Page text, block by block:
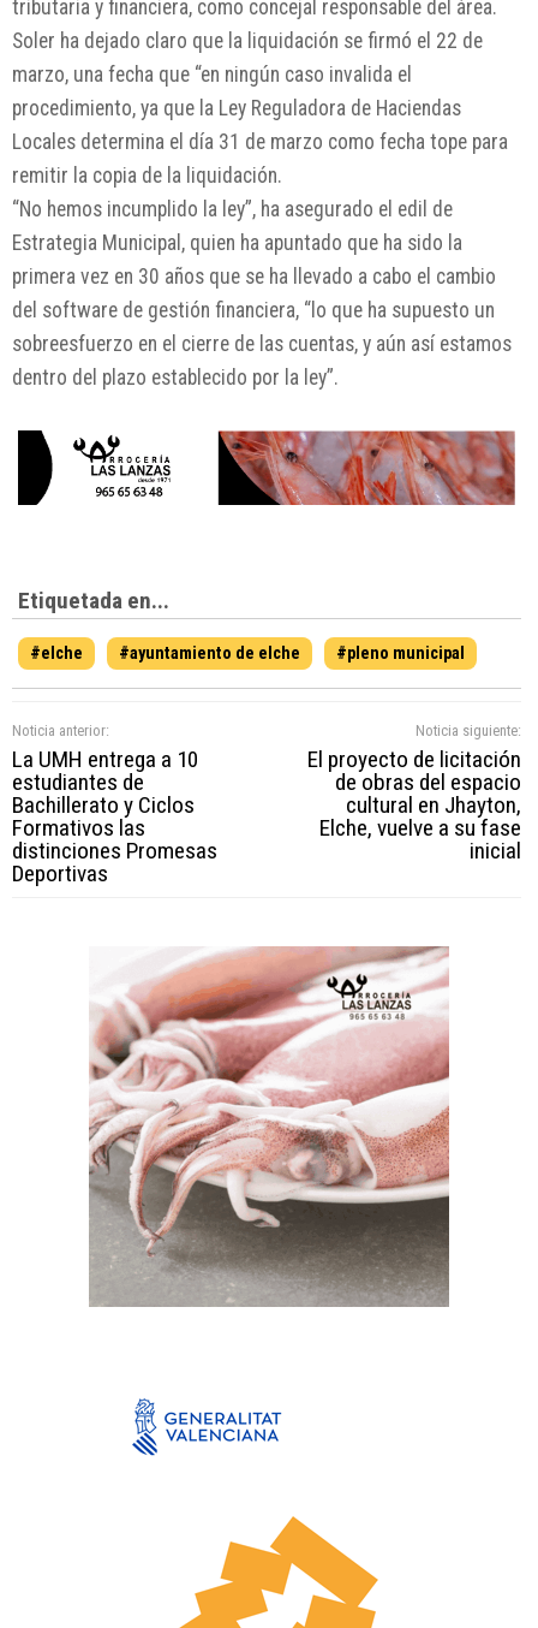
tributaria y financiera, como concejal responsable del área.
Soler ha dejado claro que la liquidación se firmó el 22 de
marzo, una fecha que “en ningún caso invalida el
procedimiento, ya que la Ley Reguladora de Haciendas
Locales determina el día 31 de marzo como fecha tope para
remitir la copia de la liquidación.
“No hemos incumplido la ley”, ha asegurado el edil de
Estrategia Municipal, quien ha apuntado que ha sido la
primera vez en 30 años que se ha llevado a cabo el cambio
del software de gestión financiera, “lo que ha supuesto un
sobreesfuerzo en el cierre de las cuentas, y aún así estamos
dentro del plazo establecido por la ley”.
Etiquetada en...
#elche #ayuntamiento de elche #pleno municipal
Noticia anterior:
La UMH entrega a 10
estudiantes de
Bachillerato y Ciclos
Formativos las
distinciones Promesas
Deportivas
Noticia siguiente:
El proyecto de licitación
de obras del espacio
cultural en Jhayton,
Elche, vuelve a su fase
inicial